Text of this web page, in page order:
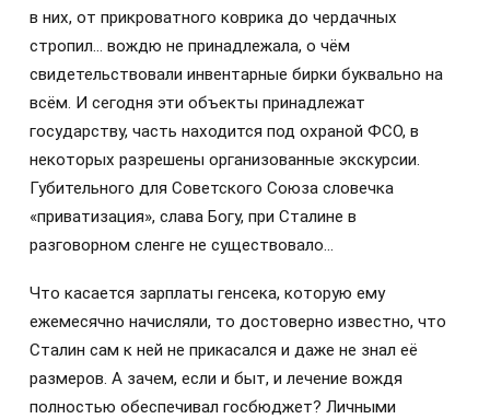
в них, от прикроватного коврика до чердачных
стропил… вождю не принадлежала, о чём
свидетельствовали инвентарные бирки буквально на
всём. И сегодня эти объекты принадлежат
государству, часть находится под охраной ФСО, в
некоторых разрешены организованные экскурсии.
Губительного для Советского Союза словечка
«приватизация», слава Богу, при Сталине в
разговорном сленге не существовало…
Что касается зарплаты генсека, которую ему
ежемесячно начисляли, то достоверно известно, что
Сталин сам к ней не прикасался и даже не знал её
размеров. А зачем, если и быт, и лечение вождя
полностью обеспечивал госбюджет? Личными